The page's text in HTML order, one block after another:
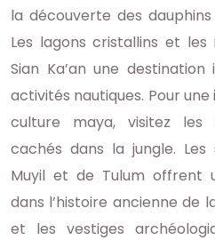
la découverte des
Les lagons cristallins et
Sian Ka’an une
activités nautiques. Pour
culture maya, visitez les
cachés dans la jungle. Les
Muyil et de Tulum offrent
dans l’histoire ancienne de
et les vestiges